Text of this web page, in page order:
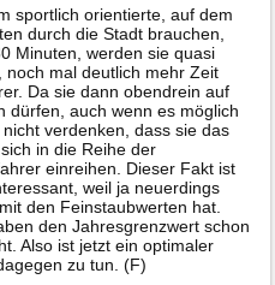
sportlich orientierte, auf dem
durch die Stadt brauchen,
Minuten, werden sie quasi
noch mal deutlich mehr Zeit
Da sie dann obendrein auf
dürfen, auch wenn es möglich
verdenken, dass sie das
in die Reihe der
einreihen. Dieser Fakt ist
weil ja neuerdings
den Feinstaubwerten hat.
den Jahresgrenzwert schon
Also ist jetzt ein optimaler
zu tun. (F)